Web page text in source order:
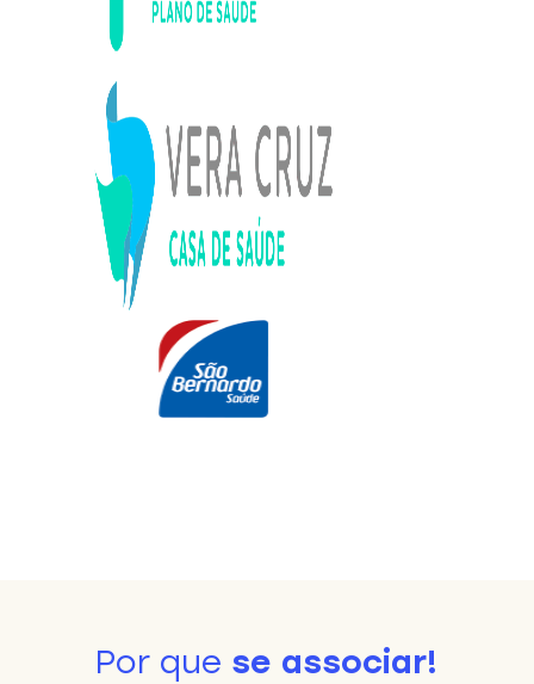
Por que se associar!